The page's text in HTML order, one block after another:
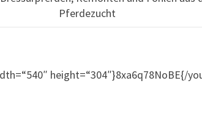
Pferdezucht
height=“304″}8xa6q78NoBE{/